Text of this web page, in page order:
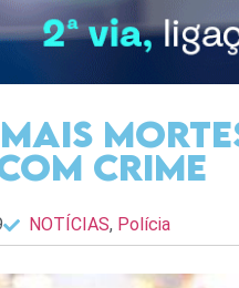
crime
NOTÍCIAS, Polícia